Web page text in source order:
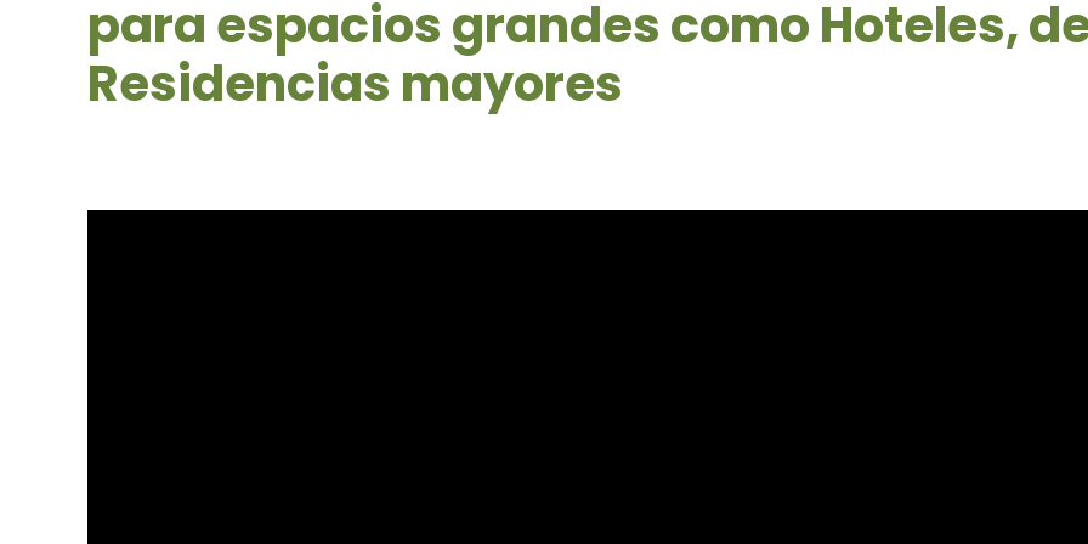
para espacios grandes como Hoteles,
Residencias mayores